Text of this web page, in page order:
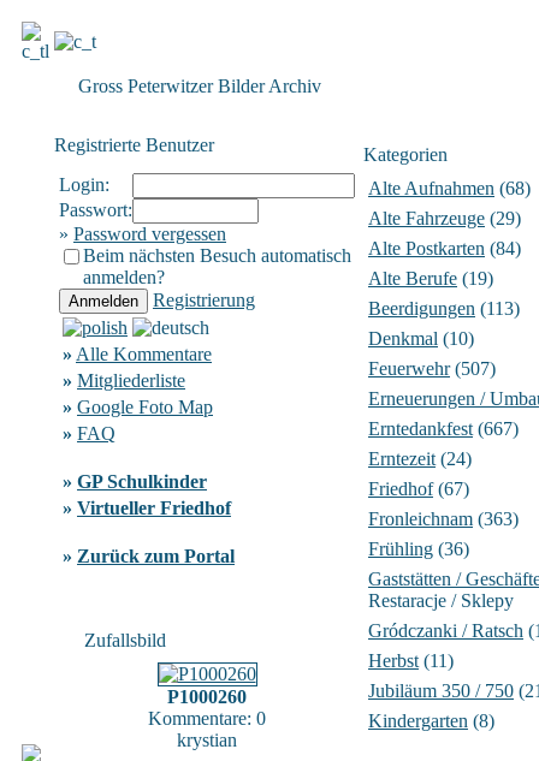
Gross Peterwitzer Bilder Archiv
Registrierte Benutzer
Login:
Passwort:
» Password vergessen
Beim nächsten Besuch automatisch
anmelden?
Registrierung
» Alle Kommentare
» Mitgliederliste
» Google Foto Map
» FAQ
» GP Schulkinder
» Virtueller Friedhof
» Zurück zum Portal
Zufallsbild
P1000260
Kommentare: 0
krystian
Kategorien
Alte Aufnahmen (68)
Alte Fahrzeuge (29)
Alte Postkarten (84)
Alte Berufe (19)
Beerdigungen (113)
Denkmal (10)
Feuerwehr(507)
Erneuerungen /
Erntedankfest (667)
Erntezeit (24)
Friedhof(67)
Fronleichnam (363)
Frühling (36)
Gaststätten /
Restaracje / Sklepy
Gródczanki / Ratsch
Herbst (11)
Jubiläum 350 / 750
Kindergarten (8)